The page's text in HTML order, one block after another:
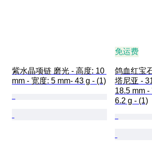
紫水晶项链 磨光 - 高度: 10
mm - 宽度: 5 mm- 43 g - (1)
免运费
鸽血红宝
塔尼亚 -
18.5 mm -
6.2 g - (1)